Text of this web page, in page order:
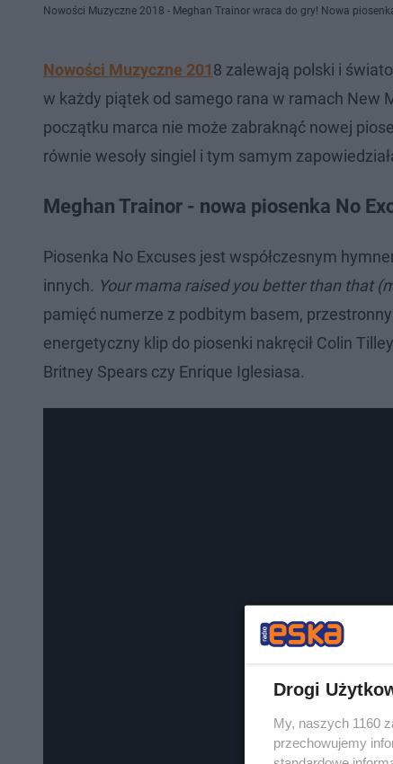
Nowości Muzyczne 2018 - Meghan Trainor wraca do gry! Nowa
Nowości Muzyczne 2018 zalewają polski i
w każdy piątek od samego rana w ramach New
początku marca nie może zabraknąć nowej
równie wesoły singiel i tym samym
Meghan Trainor - nowa piosenka No
Piosenka No Excuses jest współczesnym
innych. Your mama raised you better than that
pamięć numerze z podbitym basem,
energetyczny klip do piosenki nakręcił Colin
Britney Spears czy Enrique Iglesiasa.
Drogi
My, naszych 1160
przechowujemy